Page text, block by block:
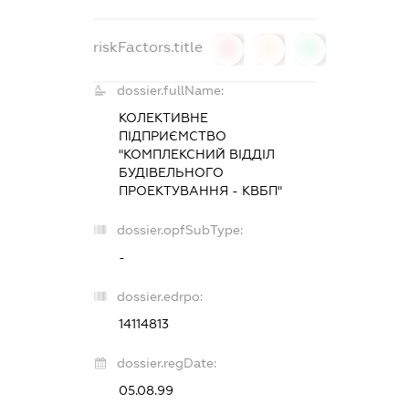
riskFactors.title
dossier.fullName:
КОЛЕКТИВНЕ
ПІДПРИЄМСТВО
"КОМПЛЕКСНИЙ ВІДДІЛ
БУДІВЕЛЬНОГО
ПРОЕКТУВАННЯ - КВБП"
dossier.opfSubType:
-
dossier.edrpo:
14114813
dossier.regDate:
05.08.99